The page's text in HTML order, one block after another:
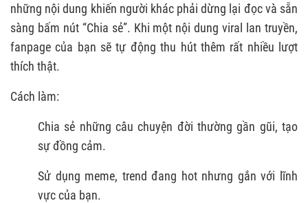
những nội dung khiến người khác phải dừng lại đọc và sẵn
sàng bấm nút “Chia sẻ”. Khi một nội dung viral lan truyền,
fanpage của bạn sẽ tự động thu hút thêm rất nhiều lượt
thích thật.
Cách làm:
Chia sẻ những câu chuyện đời thường gần gũi, tạo
sự đồng cảm.
Sử dụng meme, trend đang hot nhưng gắn với lĩnh
vực của bạn.